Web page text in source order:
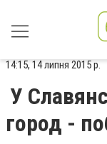
14:15, 14 липня 2015 р.
У
город -